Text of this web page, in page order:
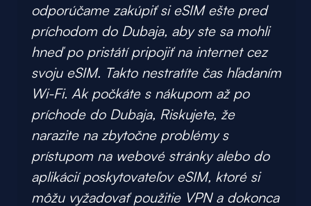
odporúčame zakúpiť si eSIM ešte pred
príchodom do Dubaja, aby ste sa mohli
hneď po pristátí pripojiť na internet cez
svoju eSIM. Takto nestratíte čas hľadaním
Wi-Fi. Ak počkáte s nákupom až po
príchode do Dubaja, Riskujete, že
narazite na zbytočne problémy s
prístupom na webové stránky alebo do
aplikácií poskytovateľov eSIM, ktoré si
môžu vyžadovať použitie VPN a dokonca